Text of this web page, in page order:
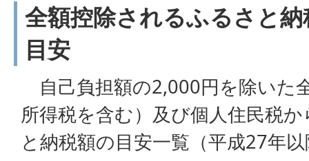
全額控除されるふるさと
目安
自己負担額の2,000円を除いた
所得税を含む）及び個人住民税
と納税額の目安一覧（平成27年